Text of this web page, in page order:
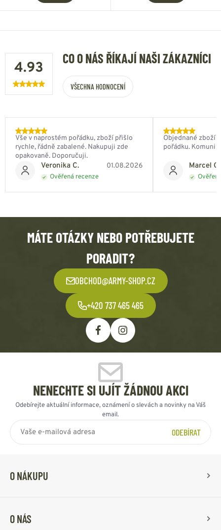
4.93
CO O NÁS ŘÍKAJÍ NAŠI ZÁKAZNÍCI
VŠECHNA HODNOCENÍ
Veronika C. 01.08.2026
Ověřená recenze
Vše v naprostém pořádku, zboží přišlo
rychle, řádně zabalené. Nakupuji zde
opakovaně. Doporučuji.
Marcel
Objednané zboží
pořádku.
MÁTE OTÁZKY NEBO POTŘEBUJETE
PORADIT?
OBCHOD@ARMY-SHOP.CZ
+420 737 465 465
NENECHTE SI UJÍT ŽÁDNOU AKCI
Odebírejte aktuální informace, oznámení o slevách a novinky na Váš
email.
ODEBÍRAT
O NÁKUPU
O NÁS